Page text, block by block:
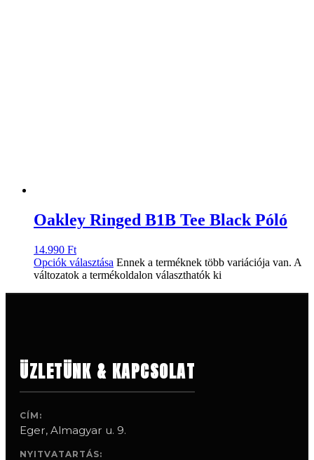
Oakley Ringed B1B Tee Black Póló
14.990 Ft
Opciók választása Ennek a terméknek több variációja van. A
változatok a termékoldalon választhatók ki
ÜZLETÜNK & KAPCSOLAT
CÍM:
Eger, Almagyar u. 9.
NYITVATARTÁS: